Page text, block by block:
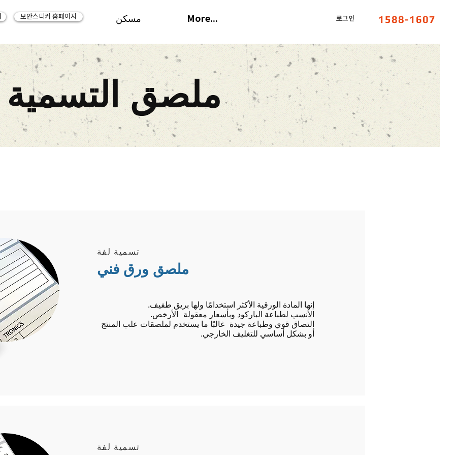
보안스티커 홈페이지 مسكن More... 로그인 1588-1607
ملصق التسمية
تسمية لفة
ملصق ورق فني
إنها المادة الورقية الأكثر استخدامًا ولها بريق طفيف.
الأنسب لطباعة الباركود وبأسعار معقولة
الأرخص.
التصاق قوي وطباعة جيدة غالبًا ما يستخدم لملصقات علب المنتج
أو بشكل أساسي للتغليف الخارجي.
تسمية لفة